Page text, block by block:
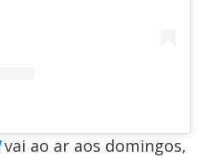
vai ao ar aos domingos,